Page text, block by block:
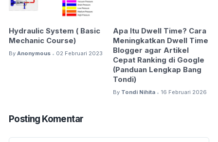
Hydraulic System ( Basic
Mechanic Course)
By Anonymous • 02 Februari 2023
Apa Itu Dwell Time? Cara
Meningkatkan Dwell Time
Blogger agar Artikel
Cepat Ranking di Google
(Panduan Lengkap Bang
Tondi)
By Tondi Nihita • 16 Februari 2026
Posting Komentar